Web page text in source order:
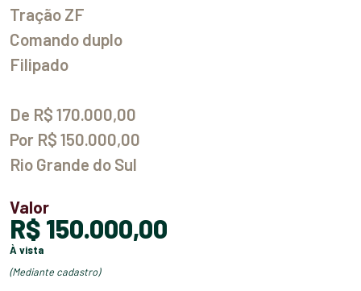
Tração ZF
Comando duplo
Filipado
De R$ 170.000,00
Por R$ 150.000,00
Rio Grande do Sul
Valor
R$ 150.000,00
à vista
(mediante cadastro)